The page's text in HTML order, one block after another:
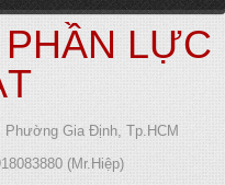
LỰC
Gia Định, Tp.HCM
(Mr.Hiệp)